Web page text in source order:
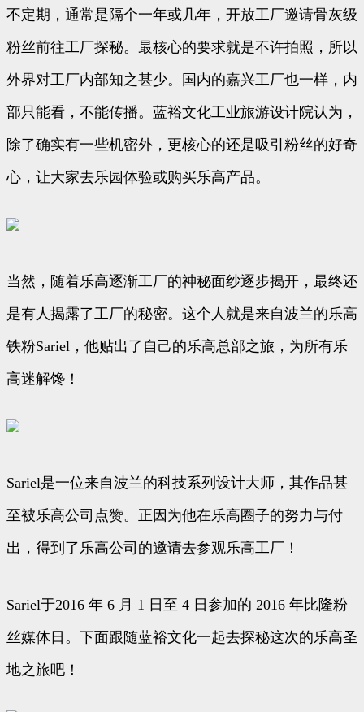
不定期，通常是隔个一年或几年，开放工厂邀请骨灰级
粉丝前往工厂探秘。最核心的要求就是不许拍照，所以
外界对工厂内部知之甚少。国内的嘉兴工厂也一样，内
部只能看，不能传播。蓝裕文化工业旅游设计院认为，
除了确实有一些机密外，更核心的还是吸引粉丝的好奇
心，让大家去乐园体验或购买乐高产品。
当然，随着乐高逐渐工厂的神秘面纱逐步揭开，最终还
是有人揭露了工厂的秘密。这个人就是来自波兰的乐高
铁粉Sariel，他贴出了自己的乐高总部之旅，为所有乐
高迷解馋！
Sariel是一位来自波兰的科技系列设计大师，其作品甚
至被乐高公司点赞。正因为他在乐高圈子的努力与付
出，得到了乐高公司的邀请去参观乐高工厂！
Sariel于2016 年 6 月 1 日至 4 日参加的 2016 年比隆粉
丝媒体日。下面跟随蓝裕文化一起去探秘这次的乐高圣
地之旅吧！